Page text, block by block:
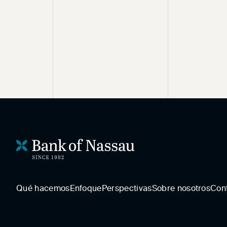
Qué hacemosEnfoquePerspectivasSobre nosotros